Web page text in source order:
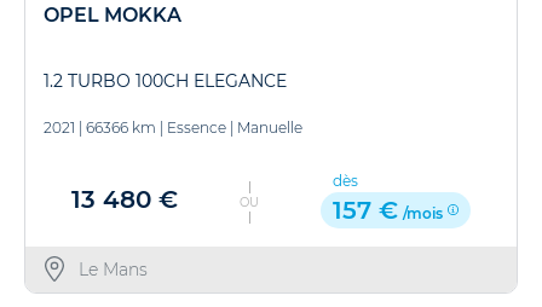
OPEL MOKKA
1.2 TURBO 100CH ELEGANCE
2021 66366 km Essence Manuelle
13 480 € OU
dès
157 € /mois
Le Mans